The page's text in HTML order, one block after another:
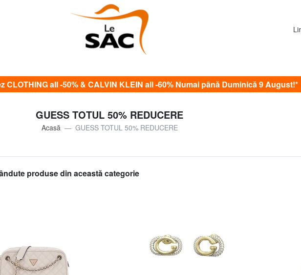
CLOTHING all -50% & CALVIN KLEIN all -60% Numai până Duminică 9 August!*
GUESS TOTUL 50% REDUCERE
Acasă GUESS TOTUL 50% REDUCERE
produse din această categorie